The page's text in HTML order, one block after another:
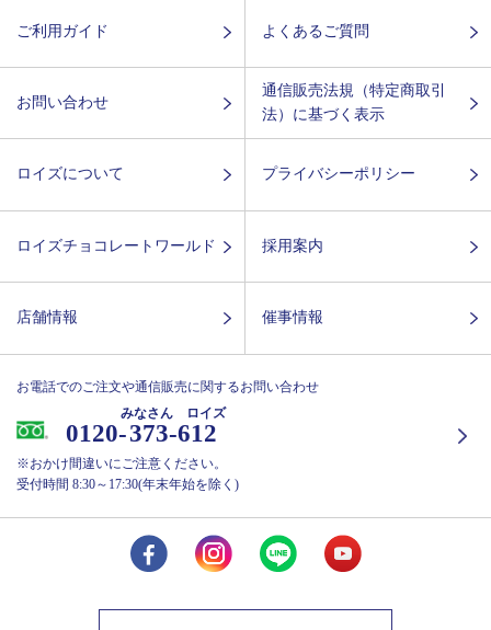
ご利用ガイド よくあるご質問
お問い合わせ
通信販売法規（特定商取引
法）に基づく表示
ロイズについて プライバシーポリシー
ロイズチョコレートワールド 採用案内
店舗情報 催事情報
お電話でのご注文や通信販売に関するお問い合わせ
0120-373-612
みなさん ロイズ
※おかけ間違いにご注意ください。
受付時間 8:30～17:30(年末年始を除く)